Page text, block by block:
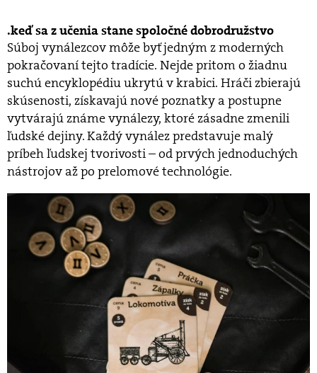
keď sa z učenia stane spoločné dobrodružstvo
Súboj vynálezcov môže byť jedným z moderných
pokračovaní tejto tradície. Nejde pritom o žiadnu
suchú encyklopédiu ukrytú v krabici. Hráči zbierajú
skúsenosti, získavajú nové poznatky a postupne
vytvárajú známe vynálezy, ktoré zásadne zmenili
ľudské dejiny. Každý vynález predstavuje malý
príbeh ľudskej tvorivosti – od prvých jednoduchých
nástrojov až po prelomové technológie.